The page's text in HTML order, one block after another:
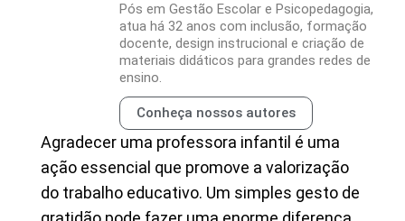
Pós em Gestão Escolar e Psicopedagogia,
atua há 32 anos com inclusão, formação
docente, design instrucional e criação de
materiais didáticos para grandes redes de
ensino.
Conheça nossos autores
Agradecer uma professora infantil é uma
ação essencial que promove a valorização
do trabalho educativo. Um simples gesto de